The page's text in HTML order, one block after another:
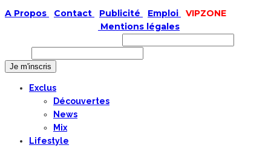
A Propos Contact Publicité Emploi
VIPZONE
Mentions légales
Exclus
Découvertes
News
Mix
Lifestyle